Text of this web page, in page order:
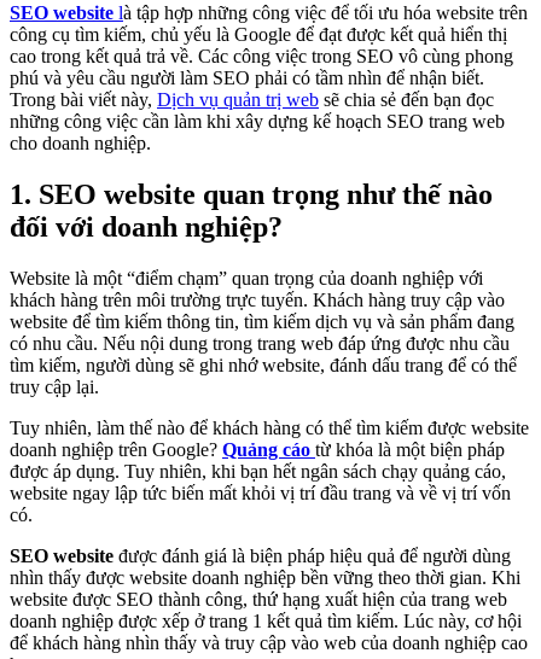
SEO website là tập hợp những công việc để tối ưu hóa website trên
công cụ tìm kiếm, chủ yếu là Google để đạt được kết quả hiển thị
cao trong kết quả trả về. Các công việc trong SEO vô cùng phong
phú và yêu cầu người làm SEO phải có tầm nhìn để nhận biết.
Trong bài viết này, Dịch vụ quản trị web sẽ chia sẻ đến bạn đọc
những công việc cần làm khi xây dựng kế hoạch SEO trang web
cho doanh nghiệp.
1. SEO website quan trọng như thế nào
đối với doanh nghiệp?
Website là một “điểm chạm” quan trọng của doanh nghiệp với
khách hàng trên môi trường trực tuyến. Khách hàng truy cập vào
website để tìm kiếm thông tin, tìm kiếm dịch vụ và sản phẩm đang
có nhu cầu. Nếu nội dung trong trang web đáp ứng được nhu cầu
tìm kiếm, người dùng sẽ ghi nhớ website, đánh dấu trang để có thể
truy cập lại.
Tuy nhiên, làm thế nào để khách hàng có thể tìm kiếm được website
doanh nghiệp trên Google? Quảng cáo từ khóa là một biện pháp
được áp dụng. Tuy nhiên, khi bạn hết ngân sách chạy quảng cáo,
website ngay lập tức biến mất khỏi vị trí đầu trang và về vị trí vốn
có.
SEO website được đánh giá là biện pháp hiệu quả để người dùng
nhìn thấy được website doanh nghiệp bền vững theo thời gian. Khi
website được SEO thành công, thứ hạng xuất hiện của trang web
doanh nghiệp được xếp ở trang 1 kết quả tìm kiếm. Lúc này, cơ hội
để khách hàng nhìn thấy và truy cập vào web của doanh nghiệp cao